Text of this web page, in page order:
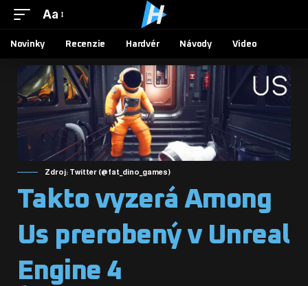
Aa
Novinky Recenzie Hardvér Návody Video
Zdroj: Twitter (@fat_dino_games)
Takto vyzerá Among
Us prerobený v Unreal
Engine 4